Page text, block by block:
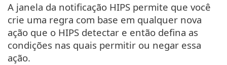
A janela da notificação HIPS permite que você
crie uma regra com base em qualquer nova
ação que o HIPS detectar e então defina as
condições nas quais permitir ou negar essa
ação.